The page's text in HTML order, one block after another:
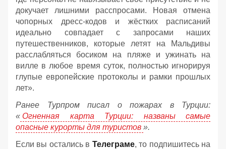
докучает лишними расспросами. Новая отмена
чопорных дресс-кодов и жёстких расписаний
идеально совпадает с запросами наших
путешественников, которые летят на Мальдивы
расслабляться босиком на пляже и ужинать на
вилле в любое время суток, полностью игнорируя
глупые европейские протоколы и рамки прошлых
лет».
Ранее Турпром писал о пожарах в Турции:
« Огненная карта Турции: названы самые
опасные курорты для туристов ».
Если вы остались в Телеграме, то подпишитесь на